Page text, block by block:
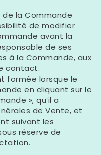
la Commande
de modifier
avant la
de ses
à la Commande, aux
contact.
formée lorsque le
en cliquant sur le
», qu’il a
de Vente, et
suivant les
réserve de